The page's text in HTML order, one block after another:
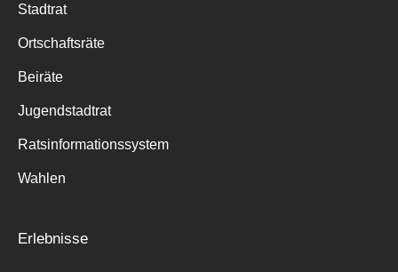
Stadtrat
Ortschaftsräte
Beiräte
Jugendstadtrat
Ratsinformationssystem
Wahlen
Erlebnisse